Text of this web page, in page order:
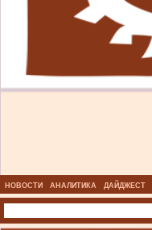
НОВОСТИ АНАЛИТИКА ДАЙДЖЕСТ